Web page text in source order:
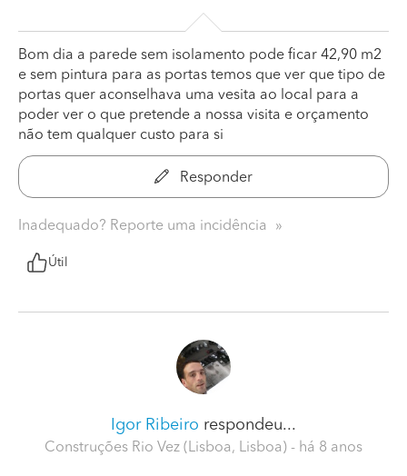
Bom dia a parede sem isolamento pode ficar 42,90 m2
e sem pintura para as portas temos que ver que tipo de
portas quer aconselhava uma vesita ao local para a
poder ver o que pretende a nossa visita e orçamento
não tem qualquer custo para si
Responder
Inadequado? Reporte uma incidência
Útil
Igor Ribeiro respondeu...
Construções Rio Vez (Lisboa, Lisboa) - há 8 anos